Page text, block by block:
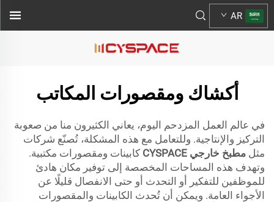
AR
أكشاك ومقصورات المكاتب
في عالم العمل المزدحم اليوم، يعاني الكثيرون منا من صعوبة
التركيز والإنتاجية. وللتعامل مع هذه المشكلة، تُصنّع شركات
مثل مطبخ خارجي CYSPACE
كابينات ومقصورات مكتبية.
وتهدف هذه المساحات المخصصة إلى توفير مكان هادئ
للموظفين للتفكير أو التحدث أو حتى الانفصال قليلًا عن
الأجواء العامة. ويمكن أن تُحدث الكابينات والمقصورات